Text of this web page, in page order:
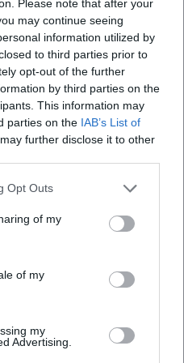
Please note that after your
may continue seeing
information utilized by
to third parties prior to
opt-out of the further
by third parties on the
This information may
parties on the IAB’s List of
further disclose it to other
Opt Outs
of my
of my
my
Advertising.
und Risikobereitschaft in
aus Musiktheater und
gesetzt: Sie zeigt, dass
verstanden – existentielle
Haltung prägt ihre
ihrer Diskographie
Relevanz.
Regie-Debüt im Opernfach,
von „Hänsel und
Berlin präsentierte sie eine
klare
Leichtigkeit hervor – ein
wahrt. Parallel bleibt sie